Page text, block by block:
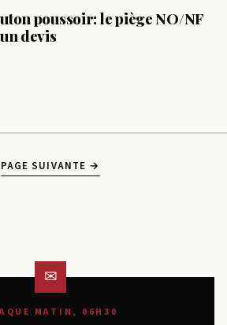
poussoir: le piège NO/NF
devis
PAGE SUIVANTE →
MATIN, 06H30